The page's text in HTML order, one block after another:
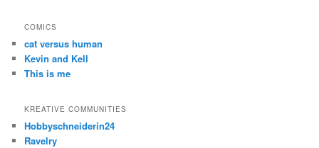
COMICS
cat versus human
Kevin and Kell
This is me
KREATIVE COMMUNITIES
Hobbyschneiderin24
Ravelry